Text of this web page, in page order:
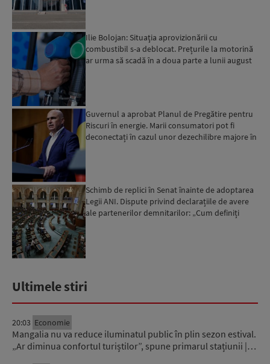
Ilie Bolojan: Situaţia aprovizionării cu
combustibil s-a deblocat. Prețurile la motorină
ar urma să scadă în a doua parte a lunii august
Guvernul a aprobat Planul de Pregătire pentru
Riscuri în energie. Marii consumatori pot fi
deconectați în cazul unor dezechilibre majore în
Schimb de replici în Senat înainte de adoptarea
Legii ANI. Dispute privind declarațiile de avere
ale partenerilor demnitarilor: „Cum definiți
Ultimele stiri
20:03 Economie
Mangalia nu va reduce iluminatul public în plin sezon estival.
„Ar diminua confortul turiștilor”, spune primarul stațiunii |…